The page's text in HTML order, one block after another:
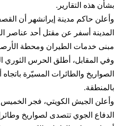
بشأن هذه التقارير.
وأعلن حاكم مدينة إيرانشهر أن
المدينة أسفر عن مقتل أحد عناصر
مبنى خدمات الطيران ومحطة
وفي المقابل، أطلق الحرس الثوري
الصواريخ والطائرات المسيّرة
بالمنطقة.
الدفاع الجوي تتصدى لصواريخ